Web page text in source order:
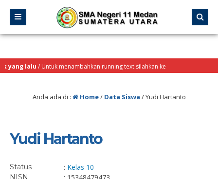
yang lalu/ Untuk menambahkan running text silahkan ke
> Sekilas Info
Anda ada di : Home/ Data Siswa /Yudi Hartanto
Yudi Hartanto
Status : Kelas 10
NISN